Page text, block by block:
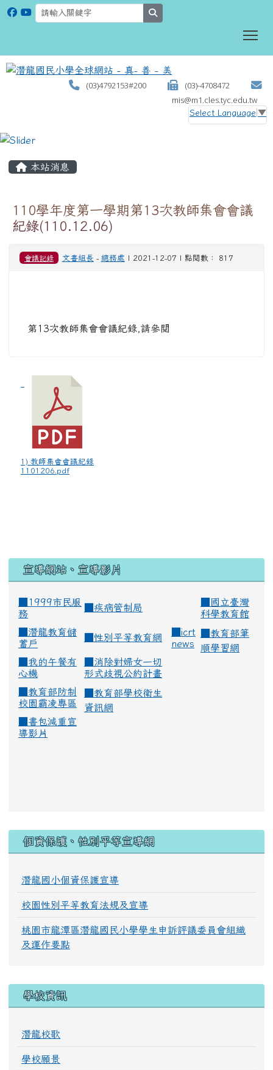
(03)4792153#200
(03)-4708472
mis@m1.cles.tyc.edu.tw
Select Language ▼
本站消息
110學年度第一學期第13次教師集會會議
紀錄(110.12.06)
會議記錄 文書組長 - 總務處 | 2021-12-07 | 點閱數： 817
第13次教師集會會議紀錄,請參閱
1) 教師集會會議紀錄
1101206.pdf
宣導網站、宣導影片
■1999市民服
務
疾病管制局
國立臺灣
科學教育館
潛龍教育儲
蓄戶
性別平等教育網
icrt
news
教育部筆
順學習網
我的午餐有
心機
消除對婦女一切
形式歧視公約計畫
教育部防制
校園霸凌專區
教育部學校衛生
資訊網
書包減重宣
導影片
個資保護、性別平等宣導網
潛龍國小個資保護宣導
校園性別平等教育法規及宣導
桃園市龍潭區潛龍國民小學學生申訴評議委員會組織
及運作要點
學校資訊
潛龍校歌
學校願景